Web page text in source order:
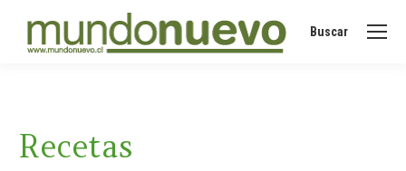
Buscar:
Buscar
Recetas